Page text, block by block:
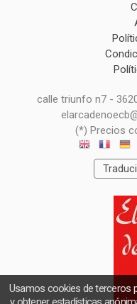
calle triunfo n7 -
(*) Precios
Usamos cookies de terceros